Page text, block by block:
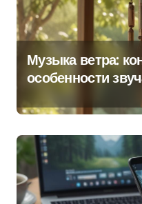
Музыка ветра:
особенности